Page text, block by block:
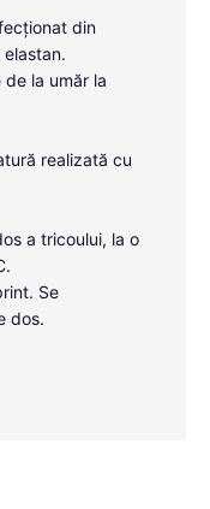
din
elastan.
la umăr la
realizată cu
a tricoului, la o
Se
dos.